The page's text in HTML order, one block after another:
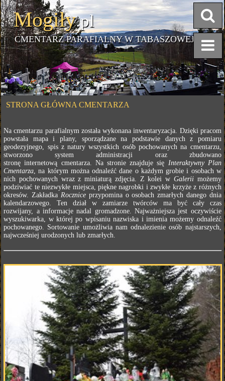
Mogiły.pl
CMENTARZ PARAFIALNY W TABASZOWEJ
STRONA GŁÓWNA CMENTARZA
Na cmentarzu parafialnym została wykonana inwentaryzacja. Dzięki pracom
powstała mapa i plany, sporządzane na podstawie danych z pomiaru
geodezyjnego, spis z natury wszystkich osób pochowanych na cmentarzu,
stworzono system administracji oraz zbudowano
stronę internetową cmentarza. Na stronie znajduje się Interaktywny Plan
Cmentarza, na którym można odnaleźć dane o każdym grobie i osobach w
nich pochowanych wraz z miniaturą zdjęcia. Z kolei w Galerii możemy
podziwiać te niezwykłe miejsca, piękne nagrobki i zwykłe krzyże z różnych
okresów. Zakładka Roczniceprzypomina o osobach zmarłych danego dnia
kalendarzowego. Ten dział w zamiarze twórców ma być cały czas
rozwijany, a informacje nadal gromadzone. Najważniejsza jest oczywiście
wyszukiwarka, w której po wpisaniu nazwiska i imienia możemy odnaleźć
pochowanego. Sortowanie umożliwia nam odnalezienie osób najstarszych,
najwcześniej urodzonych lub zmarłych.